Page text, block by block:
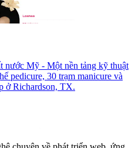
nước Mỹ - Một nền tảng kỹ thuật
pedicure, 30 trạm manicure và
ở Richardson, TX.